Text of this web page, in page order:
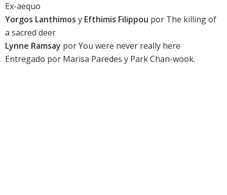
Ex-aequo
Yorgos Lanthimos y Efthimis Filippou por The killing of
a sacred deer
Lynne Ramsay porYou were never really here
Entregado por Marisa Paredes y Park Chan-wook.